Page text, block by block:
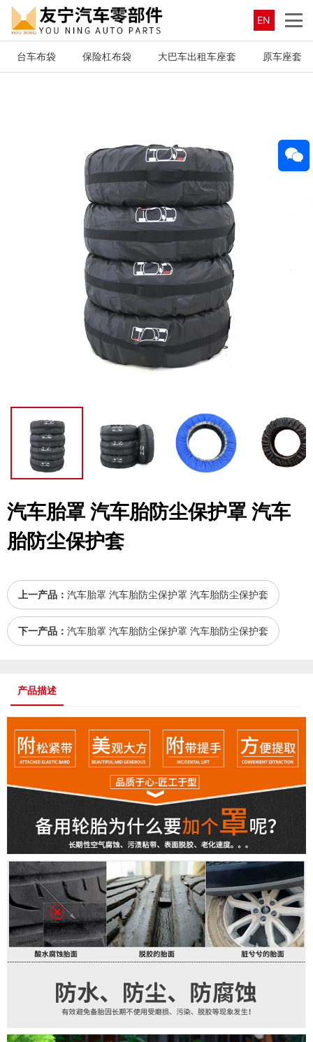
EN
台车布袋 保险杠布袋 大巴车出租车座套 原车座套
汽车胎罩 汽车胎防尘保护罩 汽车
胎防尘保护套
上一产品： 汽车胎罩 汽车胎防尘保护罩 汽车胎防尘保护套
下一产品： 汽车胎罩 汽车胎防尘保护罩 汽车胎防尘保护套
产品描述